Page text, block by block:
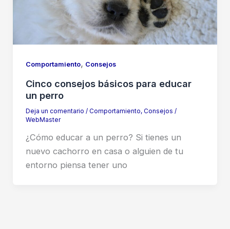
Comportamiento, Consejos
Cinco consejos básicos para educar
un perro
Deja un comentario / Comportamiento, Consejos /
WebMaster
¿Cómo educar a un perro? Si tienes un
nuevo cachorro en casa o alguien de tu
entorno piensa tener uno